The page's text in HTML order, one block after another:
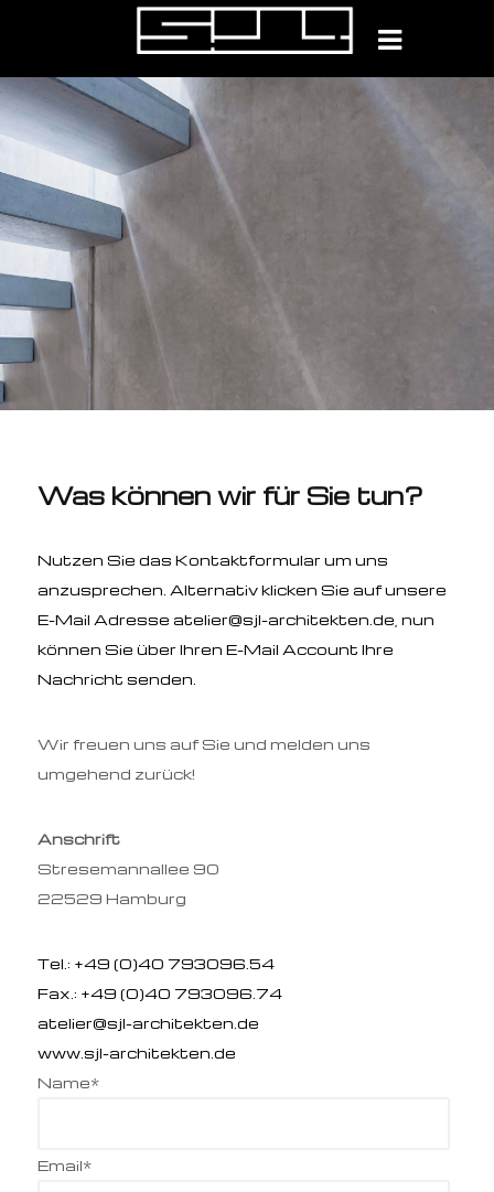
Was können wir für Sie tun?
Nutzen Sie das Kontaktformular um uns
anzusprechen. Alternativ klicken Sie auf unsere
E-Mail Adresse atelier@sjl-architekten.de , nun
können Sie über Ihren E-Mail Account Ihre
Nachricht senden.
Wir freuen uns auf Sie und melden uns
umgehend zurück!
Anschrift
Stresemannallee 90
22529 Hamburg
Tel.: +49 (0)40 793096.54
Fax.: +49 (0)40 793096.74
atelier@sjl-architekten.de
www.sjl-architekten.de
Name*
Email*